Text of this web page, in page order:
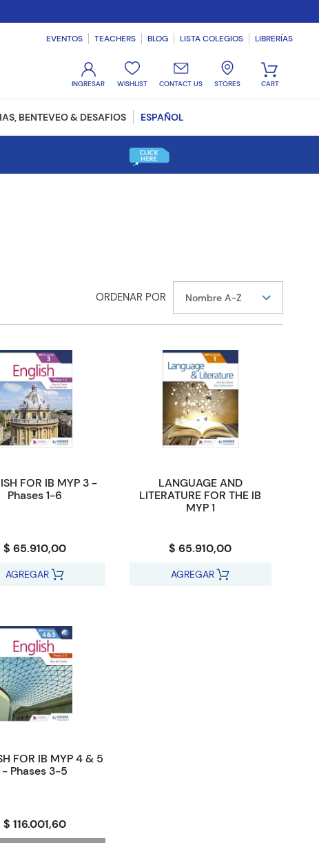
EVENTOS TEACHERS BLOG LISTA COLEGIOS LIBRERÍAS
WISHLIST CONTACT US STORES
BENTEVEO & DESAFIOS ESPAÑOL
Nombre A-Z
FOR IB MYP 3 -
Phases 1-6
$ 65.910,00
AGREGAR
LANGUAGE AND
LITERATURE FOR THE IB
MYP 1
$ 65.910,00
AGREGAR
FOR IB MYP 4 & 5
- Phases 3-5
$ 116.001,60